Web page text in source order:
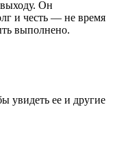
Он
и честь — не время
выполнено.
увидеть ее и другие